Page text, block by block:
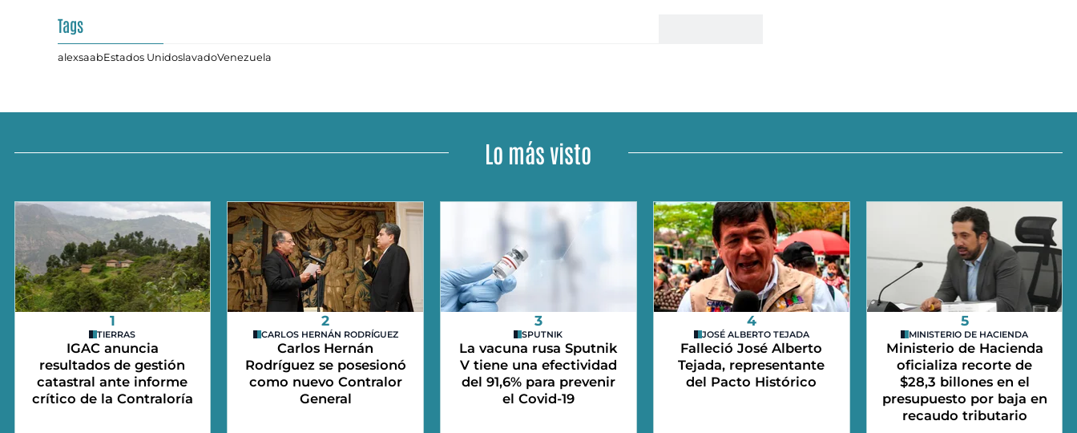
Tags
alexsaabEstados UnidoslavadoVenezuela
Lo más visto
1
TIERRAS
IGAC anuncia
resultados de gestión
catastral ante informe
crítico de la Contraloría
2
CARLOS HERNÁN RODRÍGUEZ
Carlos Hernán
Rodríguez se posesionó
como nuevo Contralor
General
3
SPUTNIK
La vacuna rusa Sputnik
V tiene una efectividad
del 91,6% para prevenir
el Covid-19
4
JOSÉ ALBERTO TEJADA
Falleció José Alberto
Tejada, representante
del Pacto Histórico
5
MINISTERIO DE HACIENDA
Ministerio de Hacienda
oficializa recorte de
$28,3 billones en el
presupuesto por baja en
recaudo tributario